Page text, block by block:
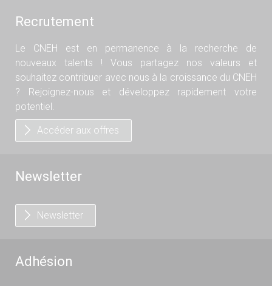
Recrutement
Le CNEH est en permanence à la recherche de
nouveaux talents ! Vous partagez nos valeurs et
souhaitez contribuer avec nous à la croissance du CNEH
? Rejoignez-nous et développez rapidement votre
potentiel.
Accéder aux offres
Newsletter
Newsletter
Adhésion